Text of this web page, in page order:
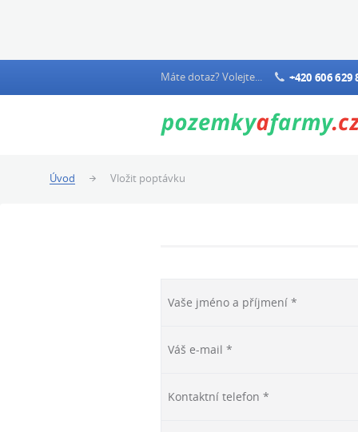
Máte dotaz? Volejte... +420 606 629
Úvod Vložit poptávku
Vaše jméno a příjmení *
Váš e-mail *
Kontaktní telefon *